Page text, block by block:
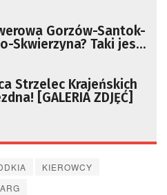
Gorzów-Santok-
Skwierzyna? Taki jest
Strzelec Krajeńskich
[GALERIA ZDJĘĆ]
KIEROWCY